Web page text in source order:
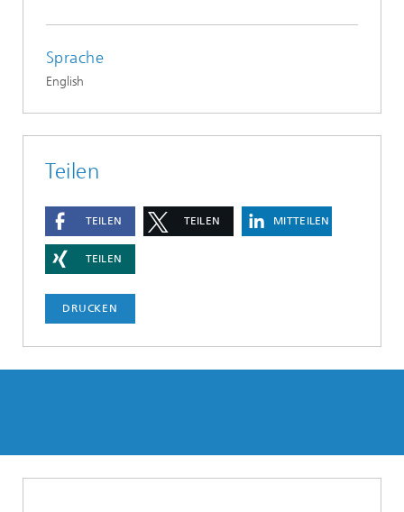
Sprache
English
Teilen
TEILEN TEILEN MITTEILEN
TEILEN
DRUCKEN